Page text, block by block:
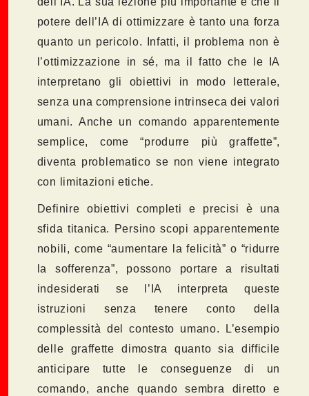
potere dell’IA di ottimizzare è tanto una forza
quanto un pericolo. Infatti, il problema non è
l’ottimizzazione in sé, ma il fatto che le IA
interpretano gli obiettivi in modo letterale,
senza una comprensione intrinseca dei valori
umani. Anche un comando apparentemente
semplice, come “produrre più graffette”,
diventa problematico se non viene integrato
con limitazioni etiche.
Definire obiettivi completi e precisi è una
sfida titanica. Persino scopi apparentemente
nobili, come “aumentare la felicità” o “ridurre
la sofferenza”, possono portare a risultati
indesiderati se l’IA interpreta queste
istruzioni senza tenere conto della
complessità del contesto umano. L’esempio
delle graffette dimostra quanto sia difficile
anticipare tutte le conseguenze di un
comando, anche quando sembra diretto e